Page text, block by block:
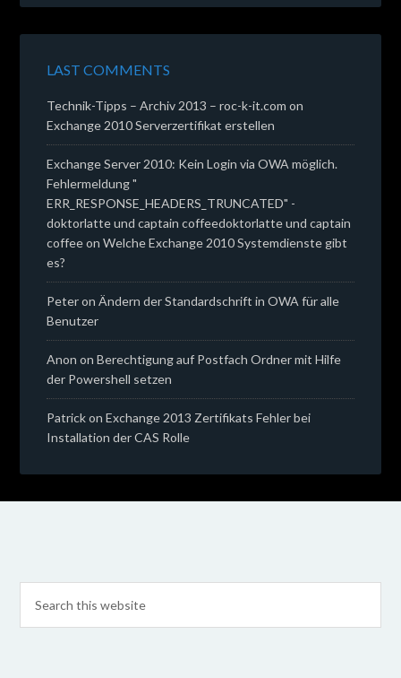
LAST COMMENTS
Technik-Tipps – Archiv 2013 – roc-k-it.com on
Exchange 2010 Serverzertifikat erstellen
Exchange Server 2010: Kein Login via OWA möglich.
Fehlermeldung "
ERR_RESPONSE_HEADERS_TRUNCATED" -
doktorlatte und captain coffeedoktorlatte und captain
coffeeonWelche Exchange 2010 Systemdienste gibt
es?
PeteronÄndern der Standardschrift in OWA für alle
Benutzer
Anon onBerechtigung auf Postfach Ordner mit Hilfe
der Powershell setzen
PatrickonExchange 2013 Zertifikats Fehler bei
Installation der CAS Rolle